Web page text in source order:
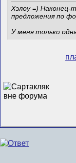
Хэлоу =) Наконец-
предложения по
У меня только